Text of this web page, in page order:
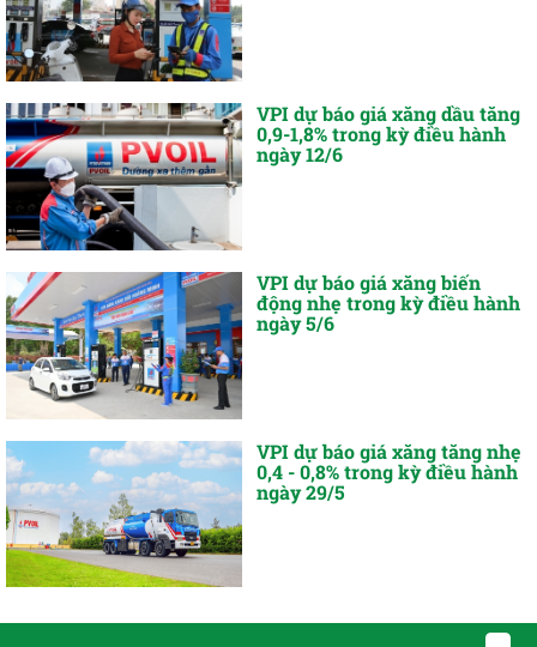
VPI dự báo giá xăng dầu tăng
0,9-1,8% trong kỳ điều hành
ngày 12/6
VPI dự báo giá xăng biến
động nhẹ trong kỳ điều hành
ngày 5/6
VPI dự báo giá xăng tăng nhẹ
0,4 - 0,8% trong kỳ điều hành
ngày 29/5